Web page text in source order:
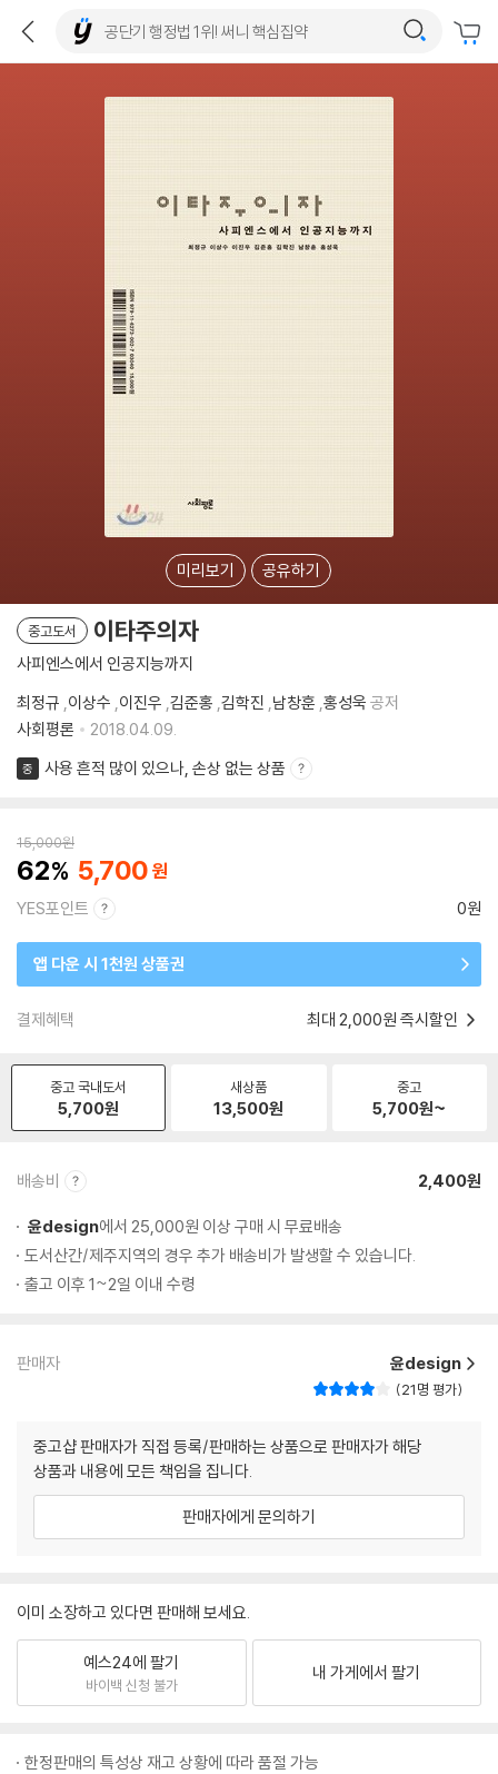
미리보기 공유하기
중고도서 이타주의자
사피엔스에서 인공지능까지
최정규 ,이상수 ,이진우 ,김준홍 ,김학진 ,남창훈 ,홍성욱 공저
사회평론
2018.04.09.
중 사용 흔적 많이 있으나, 손상 없는 상품
15,000원
62 5,700
YES포인트 0원
앱 다운 시 1천원 상품권
결제혜택 최대 2,000원 즉시할인
중고 국내도서
5,700원
새상품
13,500원
중고
5,700원~
배송비 2,400원
윤design에서 25,000원 이상 구매 시 무료배송
도서산간/제주지역의 경우 추가 배송비가 발생할 수 있습니다.
출고 이후 1~2일 이내 수령
판매자 윤design
21명 평가
중고샵 판매자가 직접 등록/판매하는 상품으로 판매자가 해당
상품과 내용에 모든 책임을 집니다.
판매자에게 문의하기
이미 소장하고 있다면 판매해 보세요.
예스24에 팔기
바이백 신청 불가
내 가게에서 팔기
한정판매의 특성상 재고 상황에 따라 품절 가능